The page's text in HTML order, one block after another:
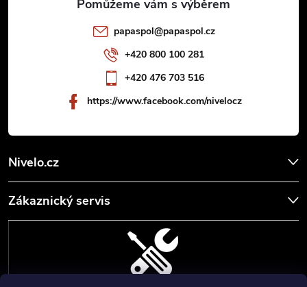
Nivelo.cz
Zákaznický servis
papaspol@papaspol.cz
+420 800 100 281
+420 476 703 516
https://www.facebook.com/nivelocz